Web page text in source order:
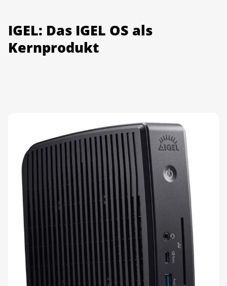
IGEL: Das IGEL OS als
Kernprodukt